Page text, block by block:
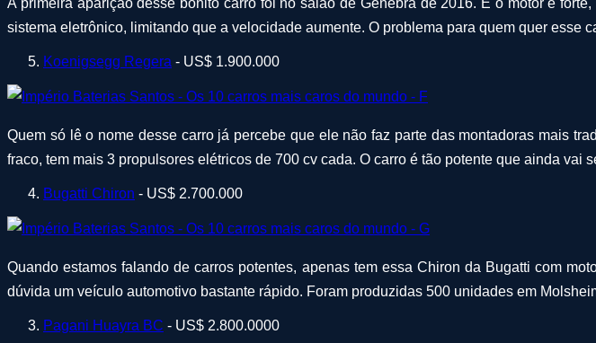
sistema eletrônico, limitando que a velocidade aumente. O problema para quem quer esse
Koenigsegg Regera - US$ 1.900.000
Quem só lê o nome desse carro já percebe que ele não faz parte das montadoras mais
fraco, tem mais 3 propulsores elétricos de 700 cv cada. O carro é tão potente que ainda
Bugatti Chiron - US$ 2.700.000
Quando estamos falando de carros potentes, apenas tem essa Chiron da Bugatti com
dúvida um veículo automotivo bastante rápido. Foram produzidas 500 unidades em
Pagani Huayra BC - US$ 2.800.0000